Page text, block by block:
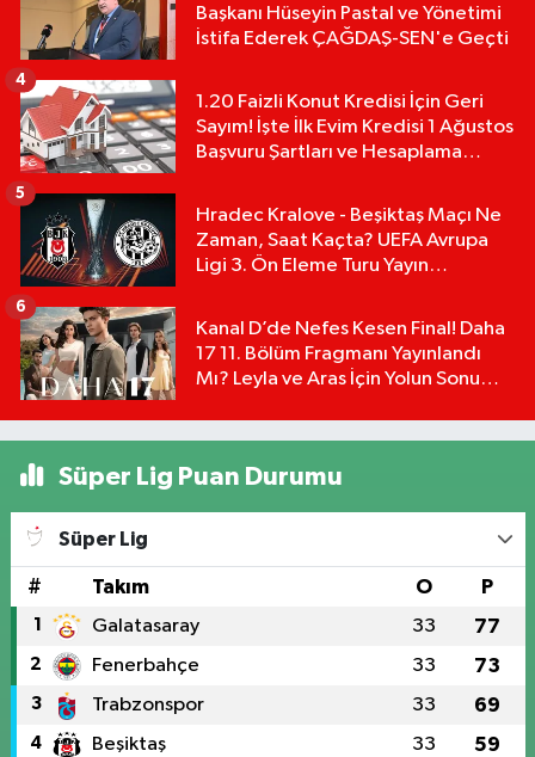
Başkanı Hüseyin Pastal ve Yönetimi
İstifa Ederek ÇAĞDAŞ-SEN'e Geçti
1.20 Faizli Konut Kredisi İçin Geri
Sayım! İşte İlk Evim Kredisi 1 Ağustos
Başvuru Şartları ve Hesaplama
4
Hradec Kralove - Beşiktaş Maçı Ne
Zaman, Saat Kaçta? UEFA Avrupa
Ligi 3. Ön Eleme Turu Yayın
5
Kanal D’de Nefes Kesen Final! Daha
17 11. Bölüm Fragmanı Yayınlandı
Mı? Leyla ve Aras İçin Yolun Sonu
6
Süper Lig Puan Durumu
Süper Lig
# Takım O P
1 Galatasaray 33 77
2 Fenerbahçe 33 73
3 Trabzonspor 33 69
4 Beşiktaş 33 59